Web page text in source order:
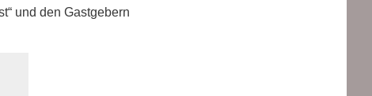
und den Gast­ge­bern